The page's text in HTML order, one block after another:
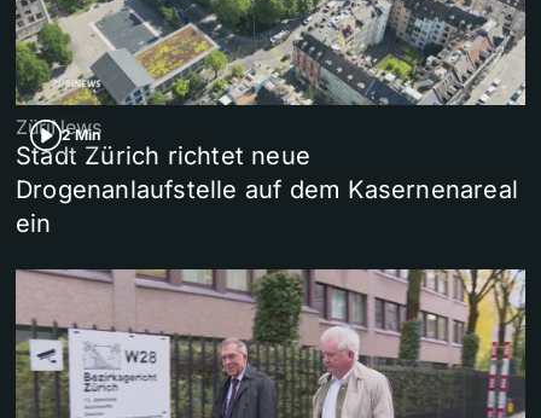
2 Min
ZüriNews
Stadt Zürich richtet neue
Drogenanlaufstelle auf dem Kasernenareal
ein